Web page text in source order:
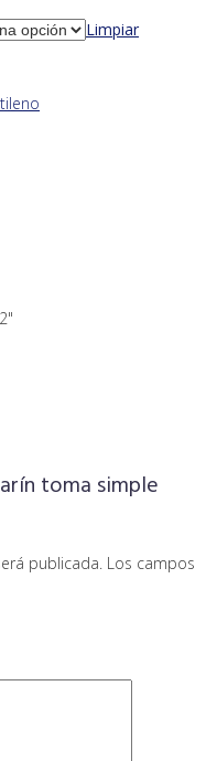
Limpiar
toma simple
publicada. Los campos